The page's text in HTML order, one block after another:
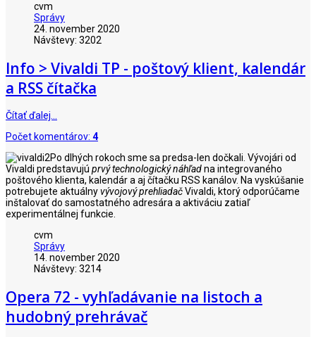
cvm
Správy
24. november 2020
Návštevy: 3202
Info > Vivaldi TP - poštový klient, kalendár
a RSS čítačka
Čítať ďalej…
Počet komentárov: 4
Po dlhých rokoch sme sa predsa-len dočkali. Vývojári od
Vivaldi predstavujú prvý technologickýnáhľadna integrovaného
poštového klienta, kalendár a aj čítačku RSS kanálov. Na vyskúšanie
potrebujete aktuálnyvývojový prehliadačVivaldi, ktorý odporúčame
inštalovať do samostatného adresára a aktiváciu zatiaľ
experimentálnej funkcie.
cvm
Správy
14. november 2020
Návštevy: 3214
Opera 72 - vyhľadávanie na listoch a
hudobný prehrávač